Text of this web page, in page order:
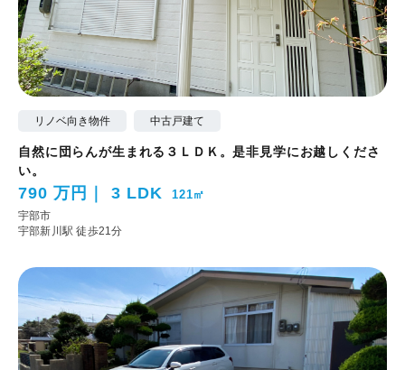
リノベ向き物件 中古戸建て
自然に団らんが生まれる３ＬＤＫ。是非見学にお越しくださ
い。
790 万円 3 LDK 121㎡
宇部市
宇部新川駅 徒歩21分